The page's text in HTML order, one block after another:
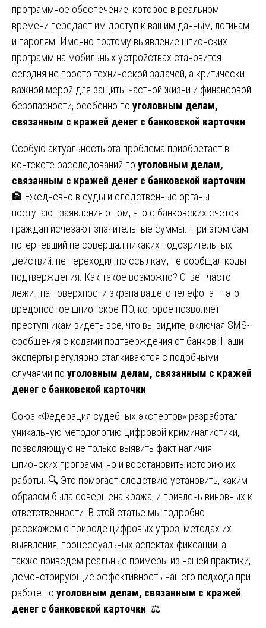
программное обеспечение, которое в реальном
времени передает им доступ к вашим данным, логинам
и паролям. Именно поэтому выявление шпионских
программ на мобильных устройствах становится
сегодня не просто технической задачей, а критически
важной мерой для защиты частной жизни и финансовой
безопасности, особенно по уголовным делам,
связанным с кражей денег с банковской карточки
Особую актуальность эта проблема приобретает в
контексте расследований по уголовным делам,
связанным с кражей денег с банковской карточки
🏦 Ежедневно в суды и следственные органы
поступают заявления о том, что с банковских счетов
граждан исчезают значительные суммы. При этом сам
потерпевший не совершал никаких подозрительных
действий: не переходил по ссылкам, не сообщал коды
подтверждения. Как такое возможно? Ответ часто
лежит на поверхности экрана вашего телефона — это
вредоносное шпионское ПО, которое позволяет
преступникам видеть все, что вы видите, включая SMS-
сообщения с кодами подтверждения от банков. Наши
эксперты регулярно сталкиваются с подобными
случаями по уголовным делам, связанным с кражей
денег с банковской карточки
Союз «Федерация судебных экспертов» разработал
уникальную методологию цифровой криминалистики,
позволяющую не только выявить факт наличия
шпионских программ, но и восстановить историю их
работы. 🔍 Это помогает следствию установить, каким
образом была совершена кража, и привлечь виновных к
ответственности. В этой статье мы подробно
расскажем о природе цифровых угроз, методах их
выявления, процессуальных аспектах фиксации, а
также приведем реальные примеры из нашей практики,
демонстрирующие эффективность нашего подхода при
работе по уголовным делам, связанным с кражей
денег с банковской карточки . ⚖️